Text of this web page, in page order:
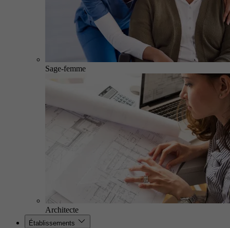
Sage-femme
Architecte
Établissements